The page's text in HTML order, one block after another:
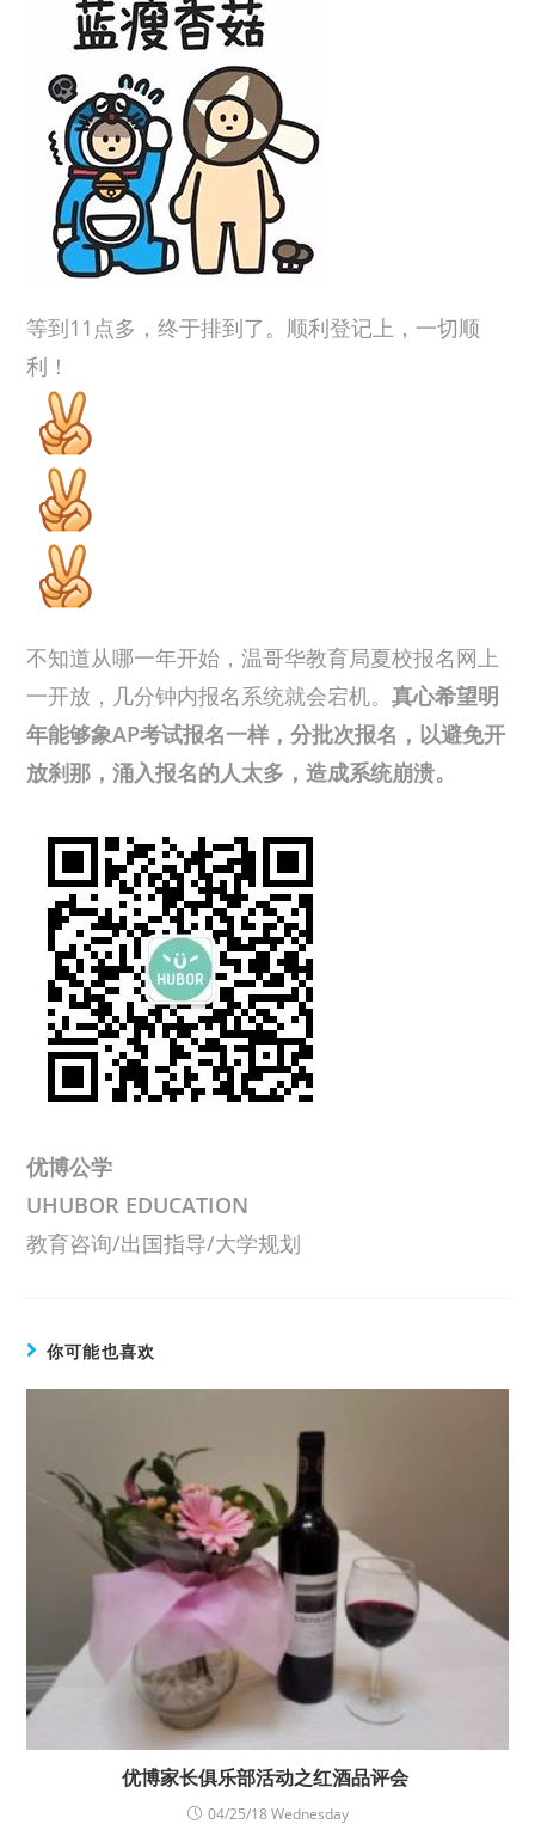
等到11点多，终于排到了。顺利登记上，一切顺
利！
不知道从哪一年开始，温哥华教育局夏校报名网上
一开放，几分钟内报名系统就会宕机。真心希望明
年能够象AP考试报名一样，分批次报名，以避免开
放刹那，涌入报名的人太多，造成系统崩溃。
优博公学
UHUBOR EDUCATION
教育咨询/出国指导/大学规划
你可能也喜欢
优博家长俱乐部活动之红酒品评会
04/25/18 Wednesday